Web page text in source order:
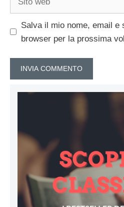
Salva il mio nome, email e
browser per la prossima